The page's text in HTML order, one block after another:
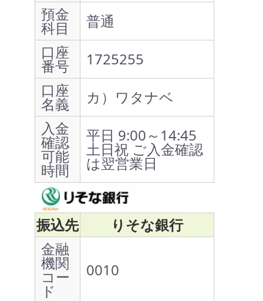
預金
科目
普通
口座
番号
1725255
口座
名義
カ）ワタナベ
入金
確認
可能
時間
平日 9:00～14:45
土日祝 ご入金確認
は翌営業日
振込先
りそな銀行
金融
機関
コー
ド
0010